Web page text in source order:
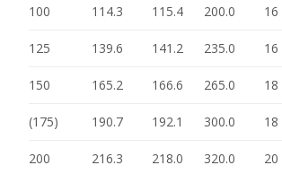
100 114.3 115.4 200.0 16
125 139.6 141.2 235.0 16
150 165.2 166.6 265.0 18
(175) 190.7 192.1 300.0 18
200 216.3 218.0 320.0 20